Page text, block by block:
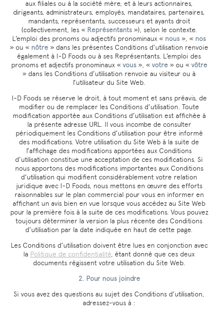
aux filiales ou à la société mère, et à leurs actionnaires,
dirigeants, administrateurs, employés, mandataires, partenaires,
mandants, représentants, successeurs et ayants droit
(collectivement, les « Représentants»), selon le contexte.
L’emploi des pronoms ou adjectifs pronominaux « nous », « nos
» ou « nôtre » dans les présentes Conditions d’utilisation renvoie
également à I-D Foods ou à ses Représentants. L’emploi des
pronoms et adjectifs pronominaux « vous», « votre» ou « vôtre
» dans les Conditions d’utilisation renvoie au visiteur ou à
l’utilisateur du Site Web.
I-D Foods se réserve le droit, à tout moment et sans préavis, de
modifier ou de remplacer les Conditions d’utilisation. Toute
modification apportée aux Conditions d’utilisation est affichée à
la présente adresse URL. Il vous incombe de consulter
périodiquement les Conditions d’utilisation pour être informé
des modifications. Votre utilisation du Site Web à la suite de
l’affichage des modifications apportées aux Conditions
d’utilisation constitue une acceptation de ces modifications. Si
nous apportons des modifications importantes aux Conditions
d’utilisation qui modifient considérablement votre relation
juridique avec I-D Foods, nous mettons en œuvre des efforts
raisonnables sur le plan commercial pour vous en informer en
affichant un avis bien en vue lorsque vous accédez au Site Web
pour la première fois à la suite de ces modifications. Vous pouvez
toujours déterminer la version la plus récente des Conditions
d’utilisation par la date indiquée en haut de cette page.
Les Conditions d’utilisation doivent être lues en conjonction avec
la Politique de confidentialité , étant donné que ces deux
documents régissent votre utilisation du Site Web.
2. Pour nous joindre
Si vous avez des questions au sujet des Conditions d’utilisation,
adressez-vous à :